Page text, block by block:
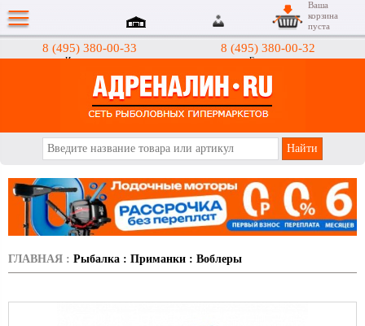
8 (495) 380-00-33
Интернет-магазин
8 (495) 380-00-32
Гипермаркеты
Ваша
корзина
пуста
ГЛАВНАЯ : Рыбалка : Приманки : Воблеры